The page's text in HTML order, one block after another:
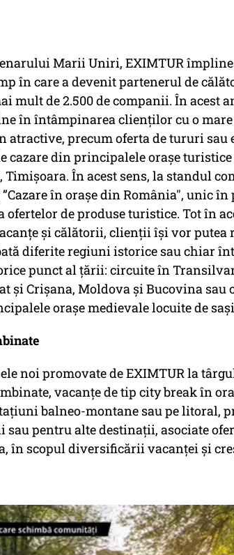
Marii Uniri, EXIMTUR
în care a devenit partenerul de
mult de 2.500 de companii. În acest
în întâmpinarea clienților cu o mare
atractive, precum oferta de tururi sau
cazare din principalele orașe
Timișoara. În acest sens, la standul
în orașe din România", unic
de produse turistice. Tot în
și călătorii, clienții își vor putea
diferite regiuni istorice sau chiar
punct al țării: circuite în
și Crișana, Moldova și Bucovina
orașe medievale locuite de
noi promovate de EXIMTUR la
vacanțe de tip city break în
balneo-montane sau pe litoral,
sau pentru alte destinații, asociate
în scopul diversificării vacanței și